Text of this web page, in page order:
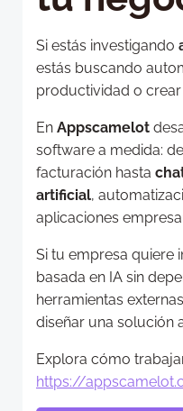
Si estás investigando
estás buscando
productividad o
En Appscamelot
software a medida:
facturación hasta
artificial,
aplicaciones
Si tu empresa quiere
basada en IA sin
herramientas
diseñar una solución
Explora cómo
https://